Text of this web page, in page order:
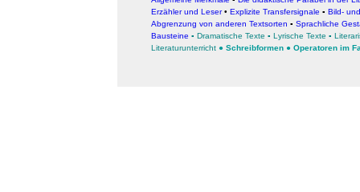
Erzähler und Leser• Explizite Transfersignale ▪ Bild-
Abgrenzung von anderen Textsorten ▪ Sprachliche
Bausteine ▪ Dramatische Texte ▪ Lyrische Texte ▪
Literaturunterricht ● Schreibformen ● Operatoren im